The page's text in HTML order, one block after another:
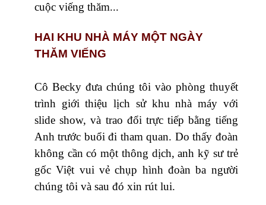
cuộc viếng thăm...
HAI KHU NHÀ MÁY MỘT NGÀY
THĂM VIẾNG
Cô Becky đưa chúng tôi vào phòng thuyết
trình giới thiệu lịch sử khu nhà máy với
slide show, và trao đổi trực tiếp bằng tiếng
Anh trước buổi đi tham quan. Do thấy đoàn
không cần có một thông dịch, anh kỹ sư trẻ
gốc Việt vui vẻ chụp hình đoàn ba người
chúng tôi và sau đó xin rút lui.